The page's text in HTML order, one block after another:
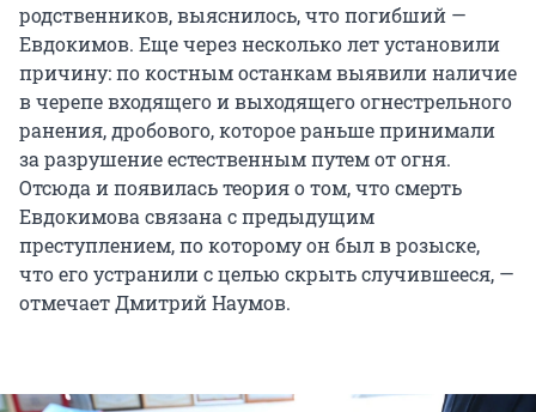
родственников, выяснилось, что погибший —
Евдокимов. Еще через несколько лет установили
причину: по костным останкам выявили наличие
в черепе входящего и выходящего огнестрельного
ранения, дробового, которое раньше принимали
за разрушение естественным путем от огня.
Отсюда и появилась теория о том, что смерть
Евдокимова связана с предыдущим
преступлением, по которому он был в розыске,
что его устранили с целью скрыть случившееся, —
отмечает Дмитрий Наумов.